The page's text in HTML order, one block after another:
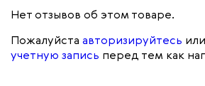
Нет отзывов об этом товаре.
Пожалуйста авторизируйтесь или
учетную запись перед тем как